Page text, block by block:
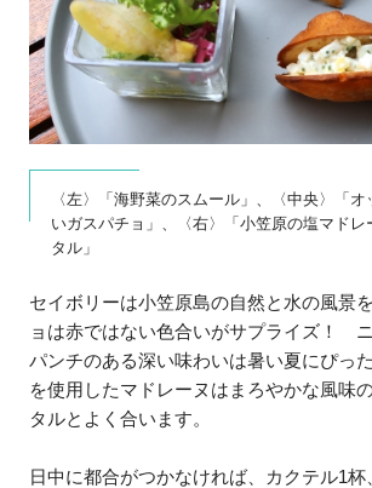
〈左〉「海野菜のスムール」、〈中央〉「
いガスパチョ」、〈右〉「小笠原の塩マド
タル」
セイボリーは小笠原島の自然と水の風景
ョは赤ではない色合いがサプライズ！
パンチのある深い味わいは暑い夏にぴっ
を使用したマドレーヌはまろやかな風味
タルとよく合います。
日中に都合がつかなければ、カクテル1